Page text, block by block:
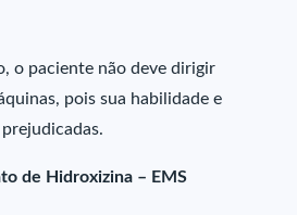
o paciente não deve dirigir
pois sua habilidade e
de Hidroxizina – EMS